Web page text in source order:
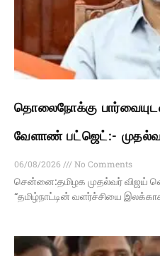
தொலைநோக்கு
வேளாண் பட்ஜெட்:-
06/08/2026
No Comments
சென்னை:தமிழக முதல்வர் விஜய்
“தமிழ்நாட்டின் வளர்ச்சியை